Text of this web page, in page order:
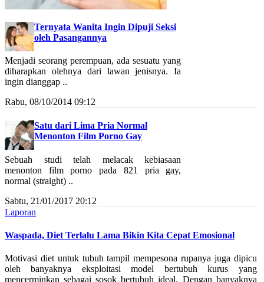
Ternyata Wanita Ingin Dipuji Seksi
oleh Pasangannya
Menjadi seorang perempuan, ada sesuatu yang
diharapkan olehnya dari lawan jenisnya. Ia
ingin dianggap ..
Rabu, 08/10/2014 09:12
Satu dari Lima Pria Normal
Menonton Film Porno Gay
Sebuah studi telah melacak kebiasaan
menonton film porno pada 821 pria gay,
normal (straight) ..
Sabtu, 21/01/2017 20:12
Laporan
Waspada, Diet Terlalu Lama Bikin Kita Cepat Emosional
Motivasi diet untuk tubuh tampil mempesona rupanya juga dipicu
oleh banyaknya eksploitasi model bertubuh kurus yang
mencerminkan sebagai sosok bertubuh ideal. Dengan banyaknya